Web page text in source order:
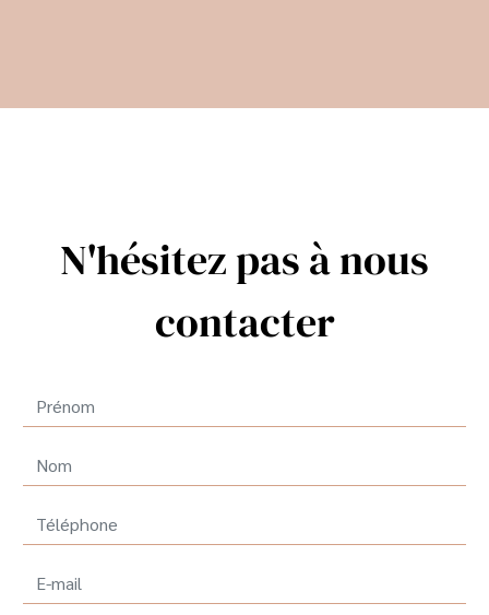
N'hésitez pas à nous
contacter